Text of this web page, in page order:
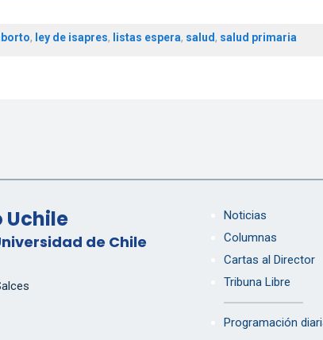
, ley de isapres, listas espera, salud, salud primaria
Uchile
de Chile
Noticias
Columnas
Cartas al Director
Tribuna Libre
Programación